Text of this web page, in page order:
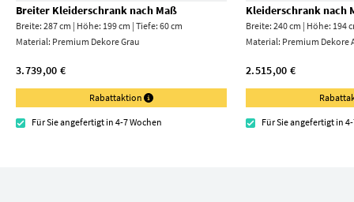
Breiter Kleiderschrank nach Maß
Breite: 287 cm | Höhe: 199 cm | Tiefe: 60 cm
Material: Premium Dekore Grau
3.739,00 €
Rabattaktion
Für Sie angefertigt in 4-7 Wochen
Kleiderschrank nach
Breite: 240 cm | Höhe: 194
Material: Premium Dekore
2.515,00 €
Für Sie angefertigt in